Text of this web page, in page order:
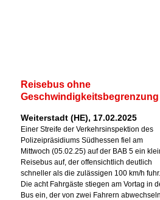
Reisebus ohne
Geschwindigkeitsbegrenzung
Weiterstadt (HE), 17.02.2025
Einer Streife der Verkehrsinspektion des
Polizeipräsidiums Südhessen fiel am
Mittwoch (05.02.25) auf der BAB 5 ein
Reisebus auf, der offensichtlich deutlich
schneller als die zulässigen 100 km/h fuhr.
Die acht Fahrgäste stiegen am Vortag in
Bus ein, der von zwei Fahrern